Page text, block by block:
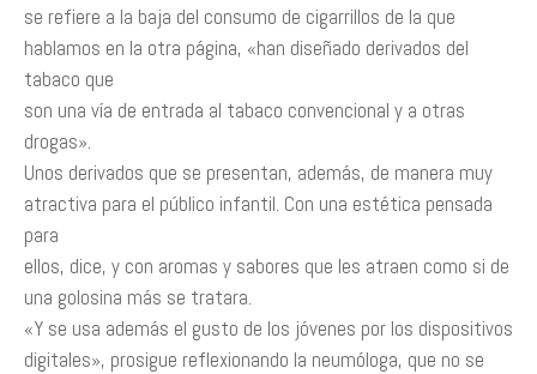
se refiere a la baja del consumo de cigarrillos de la que
hablamos en la otra página, «han diseñado derivados del
tabaco que
son una vía de entrada al tabaco convencional y a otras
drogas».
Unos derivados que se presentan, además, de manera muy
atractiva para el público infantil. Con una estética pensada
para
ellos, dice, y con aromas y sabores que les atraen como si de
una golosina más se tratara.
«Y se usa además el gusto de los jóvenes por los dispositivos
digitales», prosigue reflexionando la neumóloga, que no se